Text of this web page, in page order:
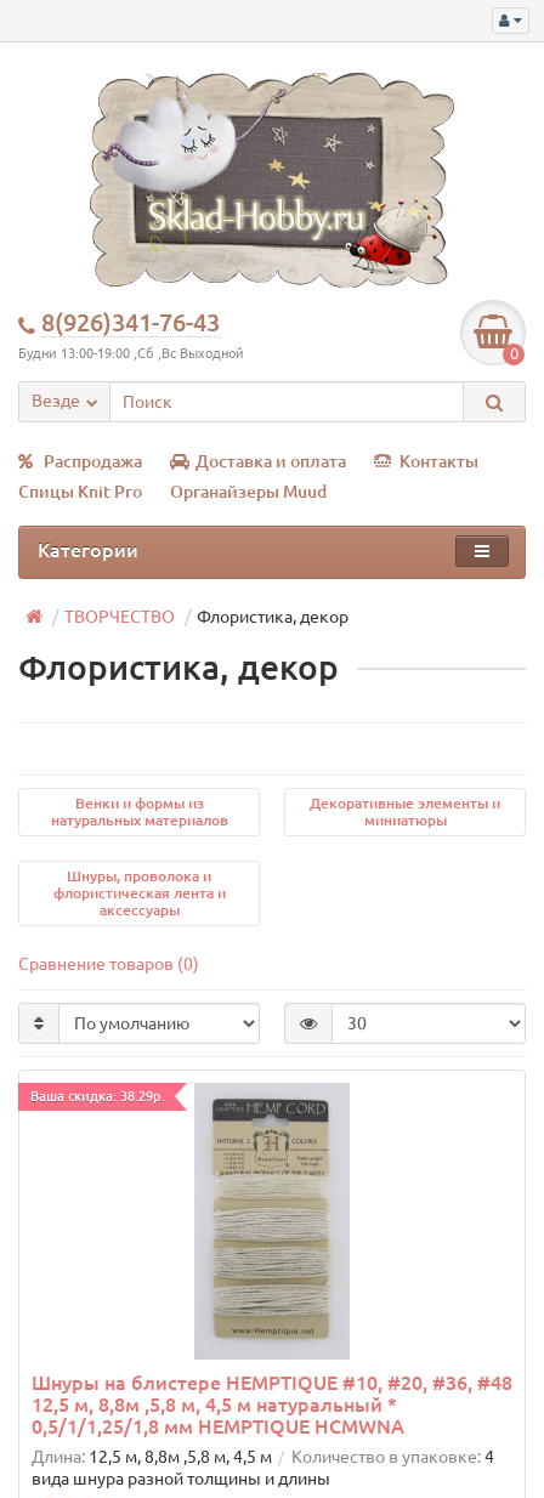
8(926)341-76-43
Будни 13:00-19:00 ,Сб ,Вс Выходной 0
Везде
Распродажа Доставка и оплата
Контакты
Спицы Knit Pro
Органайзеры Muud
Категории
ТВОРЧЕСТВО Флористика, декор
Флористика, декор
Венки и формы из
натуральных материалов
Декоративные элементы и
миниатюры
Шнуры, проволока и
флористическая лента и
аксессуары
Сравнение товаров (0)
Ваша скидка: 38.29р.
Шнуры на блистере HEMPTIQUE #10, #20, #36, #48
12,5 м, 8,8м ,5,8 м, 4,5 м натуральный *
0,5/1/1,25/1,8 мм HEMPTIQUE HCMWNA
Длина: 12,5 м, 8,8м ,5,8 м, 4,5 м Количество в упаковке:4
вида шнура разной толщины и длины